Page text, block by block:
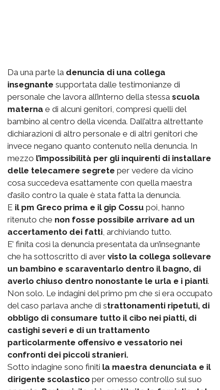
Da una parte la denuncia di una collega
insegnante supportata dalle testimonianze di
personale che lavora all’interno della stessa scuola
materna e di alcuni genitori, compresi quelli del
bambino al centro della vicenda. Dall’altra altrettante
dichiarazioni di altro personale e di altri genitori che
invece negano quanto contenuto nella denuncia. In
mezzo l’impossibilità per gli inquirenti di installare
delle telecamere segrete per vedere da vicino
cosa succedeva esattamente con quella maestra
d’asilo contro la quale è stata fatta la denuncia.
E il pm Greco prima e il gip Cossu poi, hanno
ritenuto che non fosse possibile arrivare ad un
accertamento dei fatti, archiviando tutto.
E’ finita così la denuncia presentata da un’insegnante
che ha sottoscritto di aver visto la collega sollevare
un bambino e scaraventarlo dentro il bagno, di
averlo chiuso dentro nonostante le urla e i pianti.
Non solo. Le indagini del primo pm che si era occupato
del caso parlava anche di strattonamenti ripetuti, di
obbligo di consumare tutto il cibo nei piatti, di
castighi severi e di un trattamento
particolarmente offensivo e vessatorio nei
confronti dei piccoli stranieri.
Sotto indagine sono finiti la maestra denunciata e il
dirigente scolastico per omesso controllo sul suo